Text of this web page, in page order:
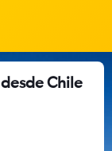
Chile